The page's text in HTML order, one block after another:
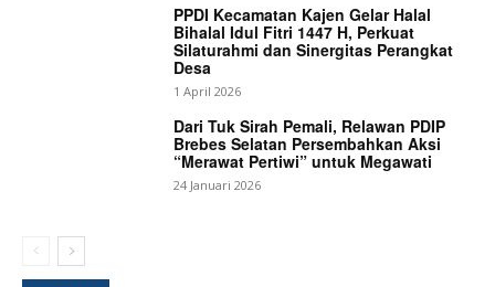
PPDI Kecamatan Kajen Gelar Halal
Bihalal Idul Fitri 1447 H, Perkuat
Silaturahmi dan Sinergitas Perangkat
Desa
1 April 2026
Dari Tuk Sirah Pemali, Relawan PDIP
Brebes Selatan Persembahkan Aksi
“Merawat Pertiwi” untuk Megawati
24 Januari 2026